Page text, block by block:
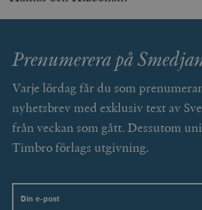
Prenumerera på
Varje lördag får du som
nyhetsbrev med exklusiv text av
från veckan som gått. Dessutom
Timbro förlags utgivning.
Email